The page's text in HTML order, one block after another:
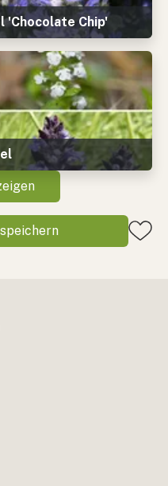
'Chocolate Chip'